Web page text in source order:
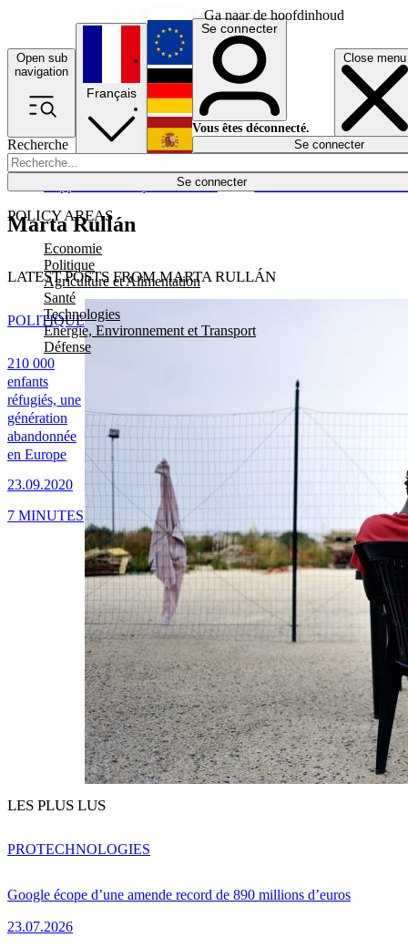
Ga naar de hoofdinhoud
Open sub
navigation
Close menu
Recherche
Se connecter
POLICY AREAS
Economie
Politique
Agriculture et Alimentation
Santé
Technologies
Energie, Environnement et Transport
Défense
Économie
Français
English
Deutsch
Español
Se connecter
Vous êtes déconnecté.
Se connecter
Marta Rullán
LATEST POSTS FROM MARTA RULLÁN
210 000
enfants
réfugiés, une
génération
abandonnée
en Europe
23.09.2020
POLITIQUE
7 MINUTES
LES PLUS LUS
Google écope d’une amende record de 890 millions d’euros
23.07.2026
PROTECHNOLOGIES